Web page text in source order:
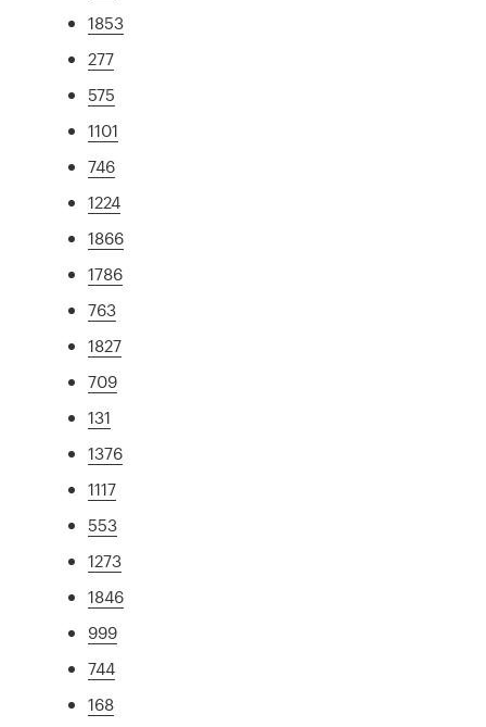
1853
277
575
1101
746
1224
1866
1786
763
1827
709
131
1376
1117
553
1273
1846
999
744
168